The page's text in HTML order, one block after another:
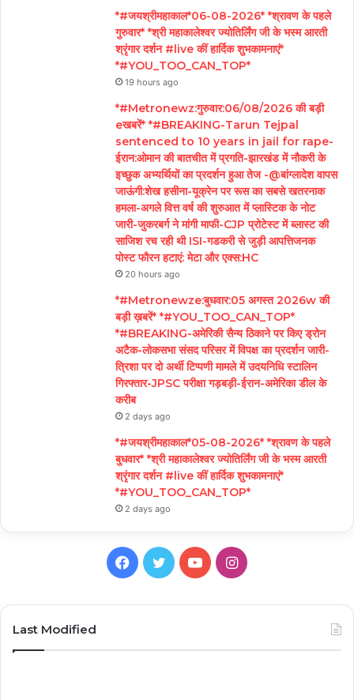
*#जयश्रीमहाकाल*06-08-2026* *श्रावण के पहले
गुरुवार* *श्री महाकालेश्वर ज्योतिर्लिंग जी के भस्म आरती
श्रृंगार दर्शन #live कीं हार्दिक शुभकामनाएं*
*#YOU_TOO_CAN_TOP*
19 hours ago
*#Metronewz:गुरुवार:06/08/2026 की बड़ी
eखबरें* *#BREAKING-Tarun Tejpal
sentenced to 10 years in jail for rape-
ईरान:ओमान की बातचीत में प्रगति-झारखंड में नौकरी के
इच्छुक अभ्यर्थियों का प्रदर्शन हुआ तेज -@बांग्लादेश वापस
जाऊंगी:शेख हसीना-यूक्रेन पर रूस का सबसे खतरनाक
हमला-अगले वित्त वर्ष की शुरुआत में प्लास्टिक के नोट
जारी-जुकरबर्ग ने मांगी माफी-CJP प्रोटेस्ट में ब्लास्ट की
साजिश रच रही थी ISI-गडकरी से जुड़ी आपत्तिजनक
पोस्ट फौरन हटाएं: मेटा और एक्स:HC
20 hours ago
*#Metronewze:बुधवार:05 अगस्त 2026w की
बड़ी ख़बरें* *#YOU_TOO_CAN_TOP*
*#BREAKING-अमेरिकी सैन्य ठिकाने पर किए ड्रोन
अटैक-लोकसभा संसद परिसर में विपक्ष का प्रदर्शन जारी-
त्रिशा पर दो अर्थी टिप्पणी मामले में उदयनिधि स्टालिन
गिरफ्तार-JPSC परीक्षा गड़बड़ी-ईरान-अमेरिका डील के
करीब
2 days ago
*#जयश्रीमहाकाल*05-08-2026* *श्रावण के पहले
बुधवार* *श्री महाकालेश्वर ज्योतिर्लिंग जी के भस्म आरती
श्रृंगार दर्शन #live कीं हार्दिक शुभकामनाएं*
*#YOU_TOO_CAN_TOP*
2 days ago
Facebook
TwitterYouTubeInstagram
Last Modified